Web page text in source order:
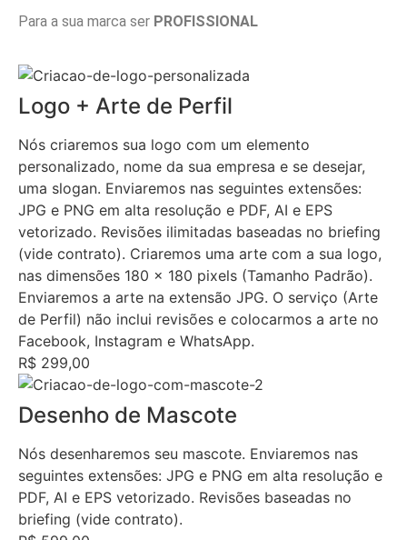
Para a sua marca ser PROFISSIONAL
Logo + Arte de Perfil
Nós criaremos sua logo com um elemento
personalizado, nome da sua empresa e se desejar,
uma slogan. Enviaremos nas seguintes extensões:
JPG e PNG em alta resolução e PDF, AI e EPS
vetorizado. Revisões ilimitadas baseadas no briefing
(vide contrato). Criaremos uma arte com a sua logo,
nas dimensões 180 x 180 pixels (Tamanho Padrão).
Enviaremos a arte na extensão JPG. O serviço (Arte
de Perfil) não inclui revisões e colocarmos a arte no
Facebook, Instagram e WhatsApp.
R$ 299,00
Desenho de Mascote
Nós desenharemos seu mascote. Enviaremos nas
seguintes extensões: JPG e PNG em alta resolução e
PDF, AI e EPS vetorizado. Revisões baseadas no
briefing (vide contrato).